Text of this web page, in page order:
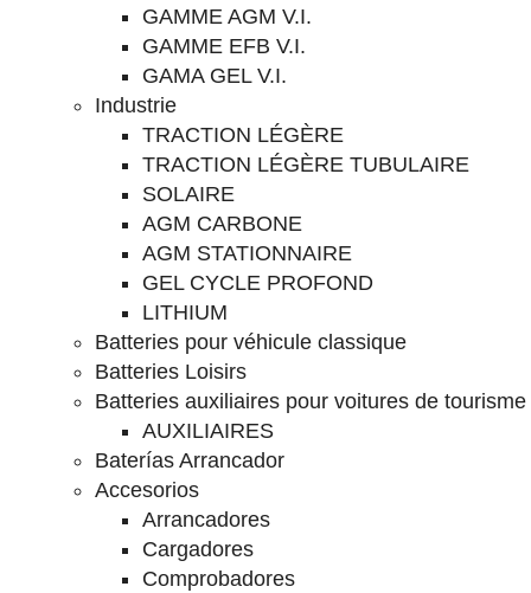
GAMME AGM V.I.
GAMME EFB V.I.
GAMA GEL V.I.
Industrie
TRACTION LÉGÈRE
TRACTION LÉGÈRE TUBULAIRE
SOLAIRE
AGM CARBONE
AGM STATIONNAIRE
GEL CYCLE PROFOND
LITHIUM
Batteries pour véhicule classique
Batteries Loisirs
Batteries auxiliaires pour voitures de tourisme
AUXILIAIRES
Baterías Arrancador
Accesorios
Arrancadores
Cargadores
Comprobadores